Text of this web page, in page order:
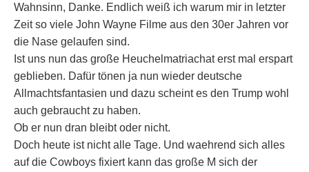
Wahnsinn, Danke. Endlich weiß ich warum mir in letzter
Zeit so viele John Wayne Filme aus den 30er Jahren vor
die Nase gelaufen sind.
Ist uns nun das große Heuchelmatriachat erst mal erspart
geblieben. Dafür tönen ja nun wieder deutsche
Allmachtsfantasien und dazu scheint es den Trump wohl
auch gebraucht zu haben.
Ob er nun dran bleibt oder nicht.
Doch heute ist nicht alle Tage. Und waehrend sich alles
auf die Cowboys fixiert kann das große M sich der